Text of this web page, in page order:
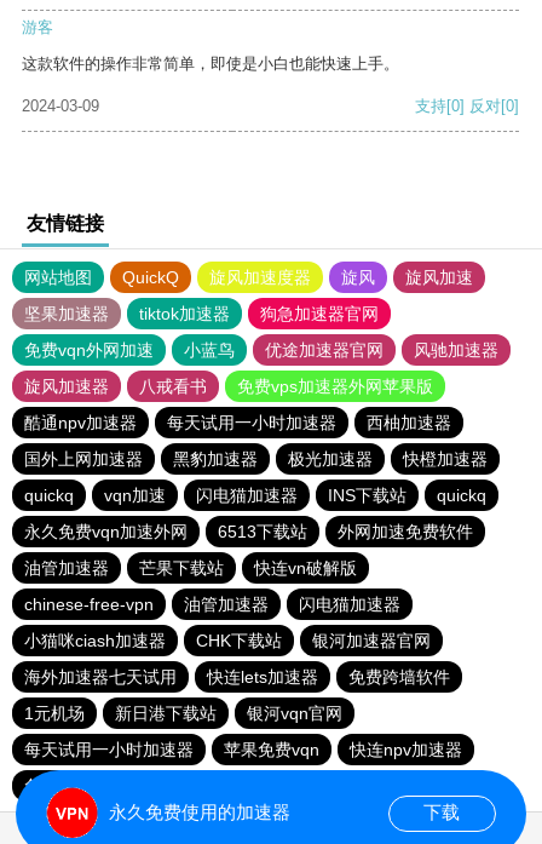
游客
这款软件的操作非常简单，即使是小白也能快速上手。
2024-03-09 支持[0] 反对[0]
友情链接
网站地图 QuickQ 旋风加速度器 旋风
旋风加速
坚果加速器
tiktok加速器
狗急加速器官网
免费vqn外网加速
小蓝鸟 优途加速器官网
风驰加速器
旋风加速器
八戒看书
免费vps加速器外网苹果版
酷通npv加速器
每天试用一小时加速器
西柚加速器
国外上网加速器
黑豹加速器 极光加速器
快橙加速器
quickq
vqn加速 闪电猫加速器 INS下载站
quickq
永久免费vqn加速外网
6513下载站
外网加速免费软件
油管加速器
芒果下载站
快连vn破解版
chinese-free-vpn
油管加速器
闪电猫加速器
小猫咪ciash加速器
CHK下载站
银河加速器官网
海外加速器七天试用
快连lets加速器
免费跨墙软件
1元机场
新日港下载站
银河vqn官网
每天试用一小时加速器
苹果免费vqn
快连npv加速器
免费vqn加速
永久免费使用的加速器 下载